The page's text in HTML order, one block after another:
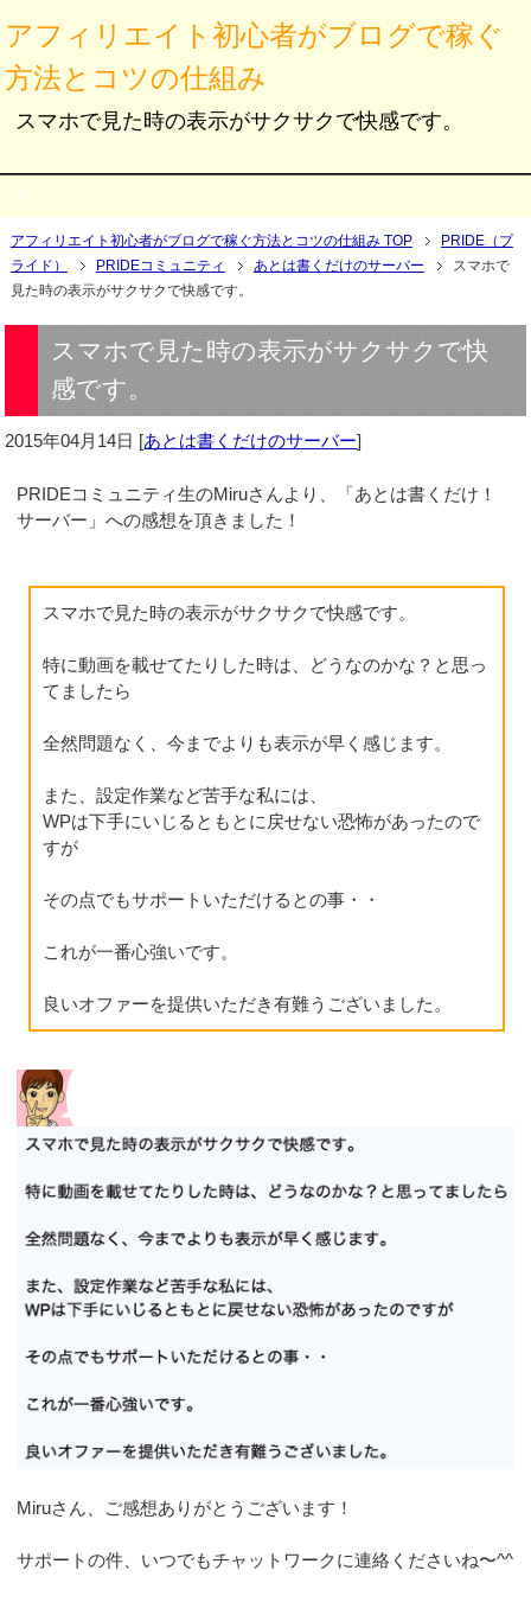
アフィリエイト初心者がブログで稼ぐ
方法とコツの仕組み
スマホで見た時の表示がサクサクで快感です。
メニュー
アフィリエイト初心者がブログで稼ぐ方法とコツの仕組み TOP
PRIDE（プ
ライド）
PRIDEコミュニティ あとは書くだけのサーバー
スマホで
見た時の表示がサクサクで快感です。
スマホで見た時の表示がサクサクで快
感です。
2015年04月14日 [あとは書くだけのサーバー]
PRIDEコミュニティ生のMiruさんより、「あとは書くだけ！
サーバー」への感想を頂きました！
スマホで見た時の表示がサクサクで快感です。
特に動画を載せてたりした時は、どうなのかな？と思っ
てましたら
全然問題なく、今までよりも表示が早く感じます。
また、設定作業など苦手な私には、
WPは下手にいじるともとに戻せない恐怖があったので
すが
その点でもサポートいただけるとの事・・
これが一番心強いです。
良いオファーを提供いただき有難うございました。
Miruさん、ご感想ありがとうございます！
サポートの件、いつでもチャットワークに連絡くださいね〜^^